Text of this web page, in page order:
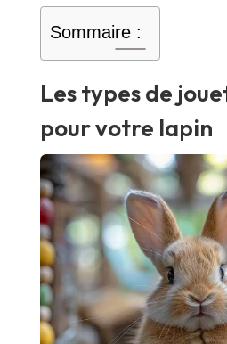
Sommaire :
Les types de
pour votre lapin